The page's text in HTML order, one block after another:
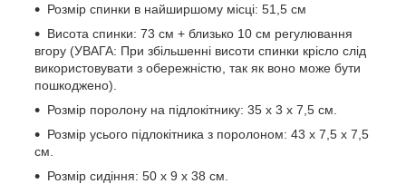
Розмір спинки в найширшому місці: 51,5 см
Висота спинки: 73 см + близько 10 см регулювання
вгору (УВАГА: При збільшенні висоти спинки крісло слід
використовувати з обережністю, так як воно може бути
пошкоджено).
Розмір поролону на підлокітнику: 35 x 3 x 7,5 см.
Розмір усього підлокітника з поролоном: 43 x 7,5 x 7,5
см.
Розмір сидіння: 50 x 9 x 38 см.